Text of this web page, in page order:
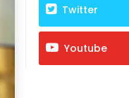
Twitter
Youtube